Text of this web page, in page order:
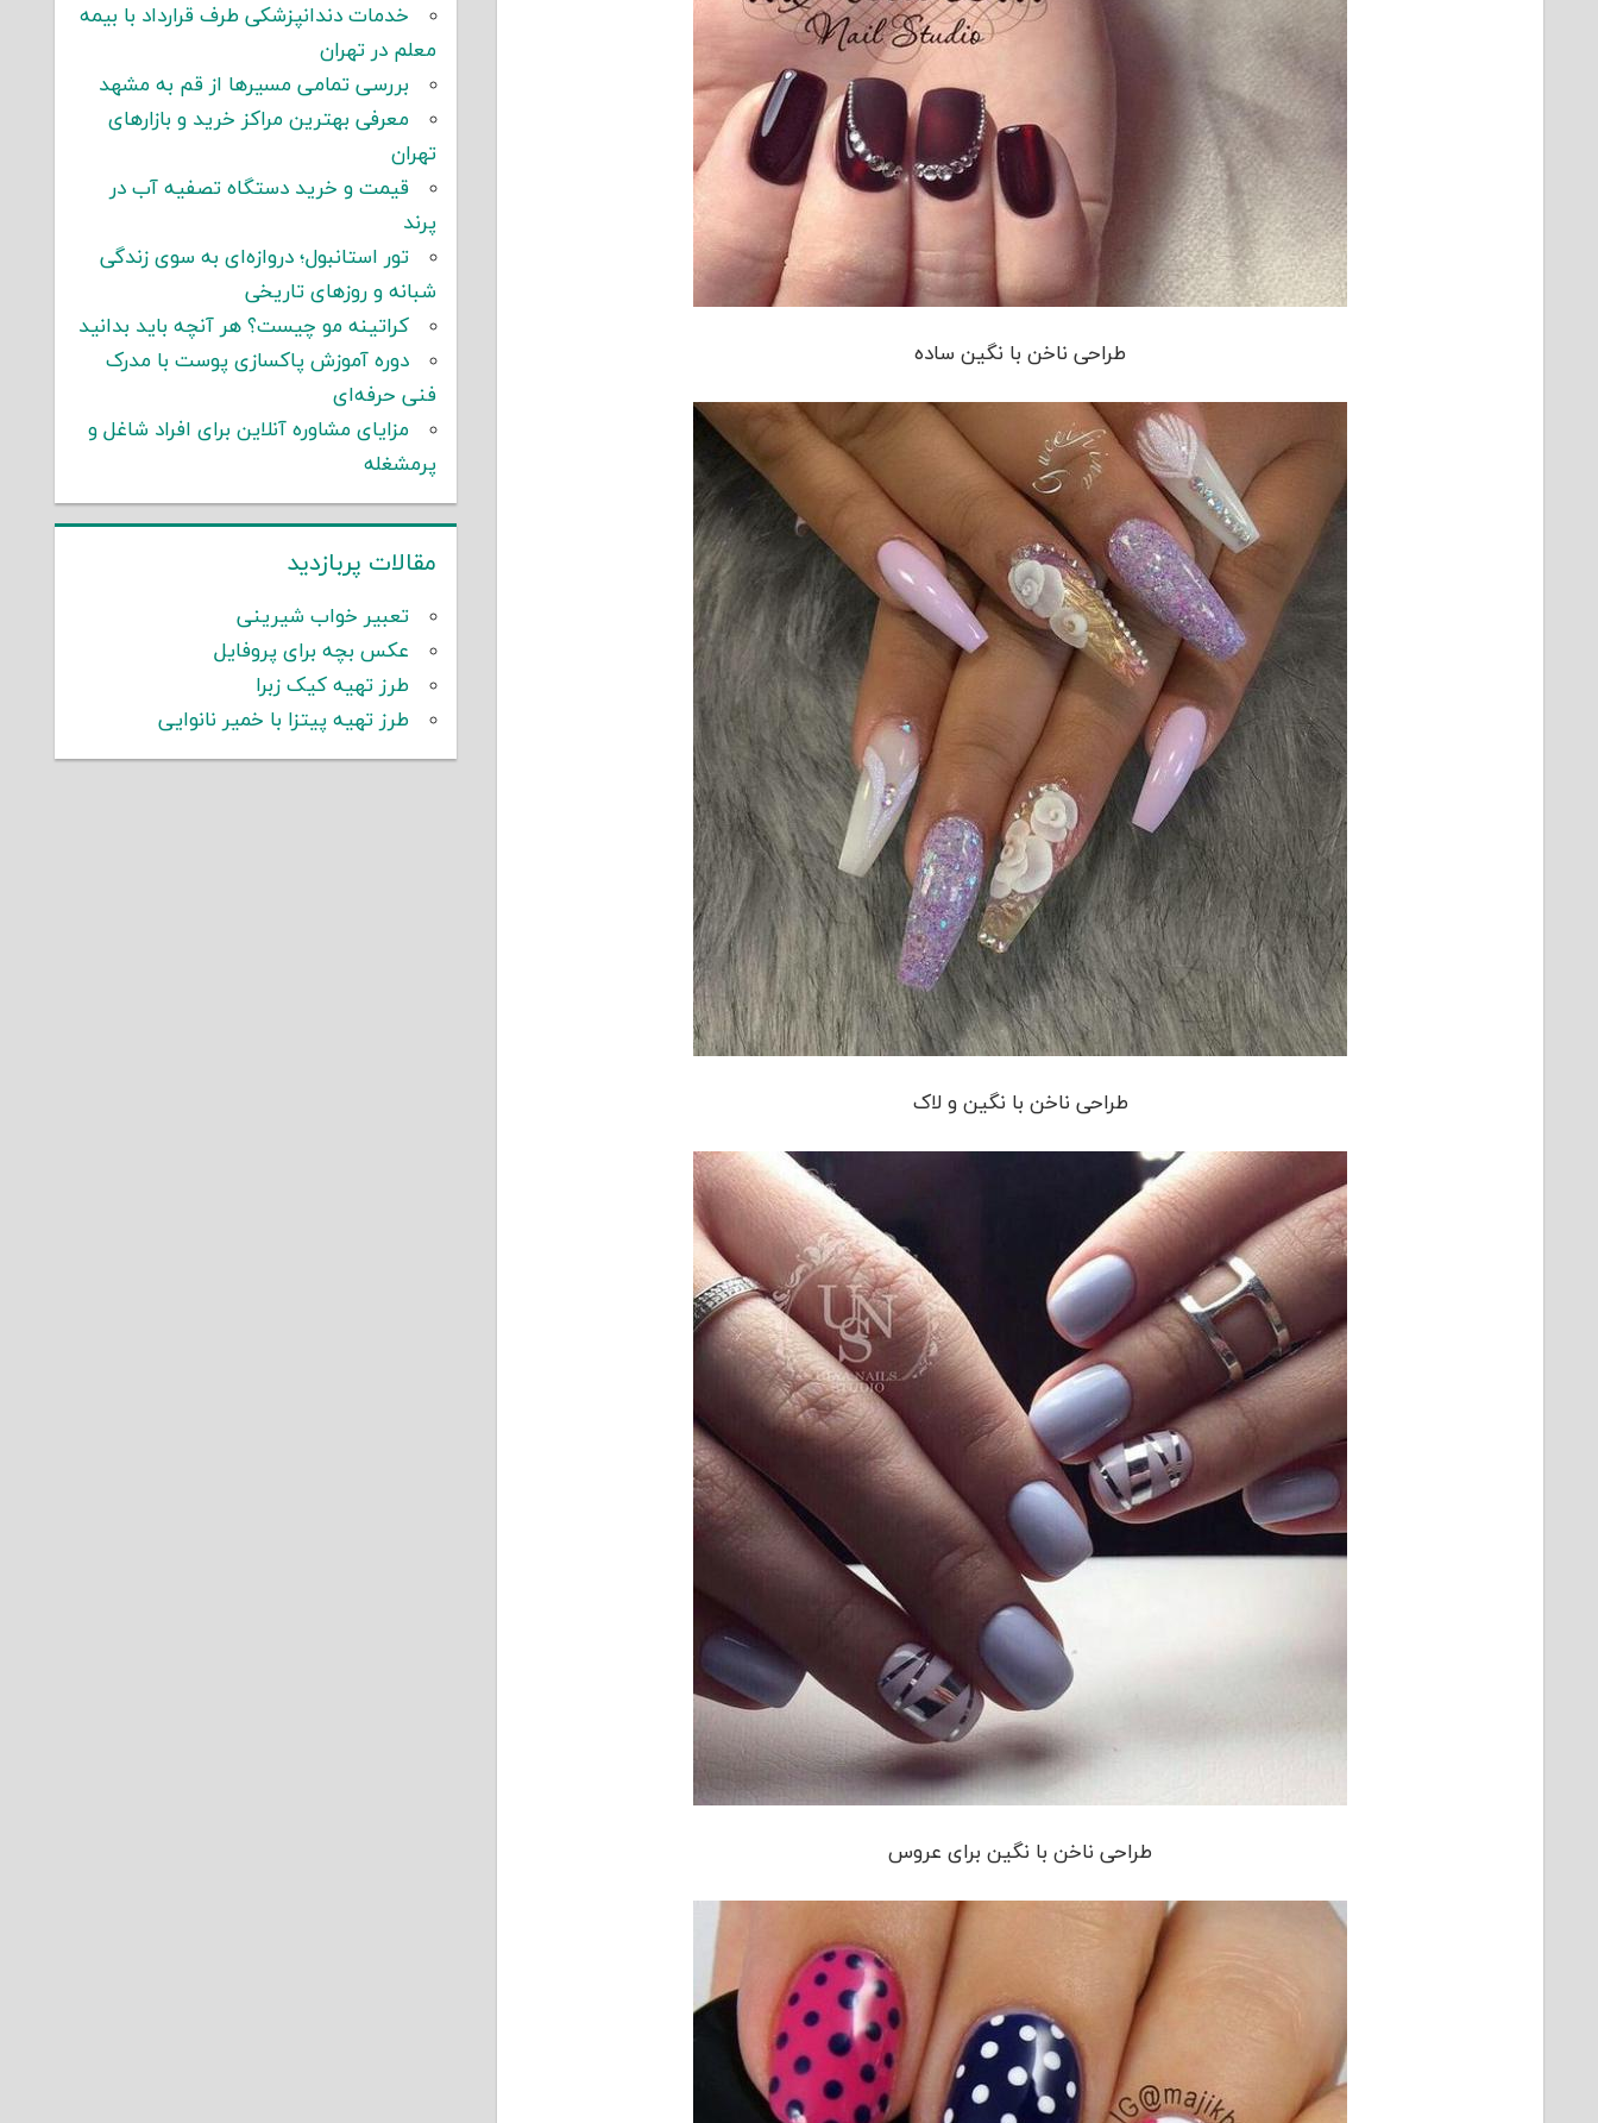
طراحی ناخن با نگین ساده
طراحی ناخن با نگین و لاک
طراحی ناخن با نگین برای عروس
خدمات دندانپزشکی طرف قرارداد با بیمه
معلم در تهران
بررسی تمامی مسیرها از قم به مشهد
معرفی بهترین مراکز خرید و بازارهای
تهران
قیمت و خرید دستگاه تصفیه آب در
پرند
تور استانبول؛ دروازه‌ای به سوی زندگی
شبانه و روزهای تاریخی
کراتینه مو چیست؟ هر آنچه باید بدانید
دوره آموزش پاکسازی پوست با مدرک
فنی حرفه‌ای
مزایای مشاوره آنلاین برای افراد شاغل و
پرمشغله
مقالات پربازدید
تعبیر خواب شیرینی
عکس بچه برای پروفایل
طرز تهیه کیک زبرا
طرز تهیه پیتزا با خمیر نانوایی